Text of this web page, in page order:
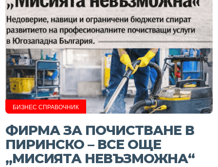
БИЗНЕС СПРАВОЧНИК
ФИРМА ЗА ПОЧИСТВАНЕ В
ПИРИНСКО – ВСЕ ОЩЕ
„МИСИЯТА НЕВЪЗМОЖНА“